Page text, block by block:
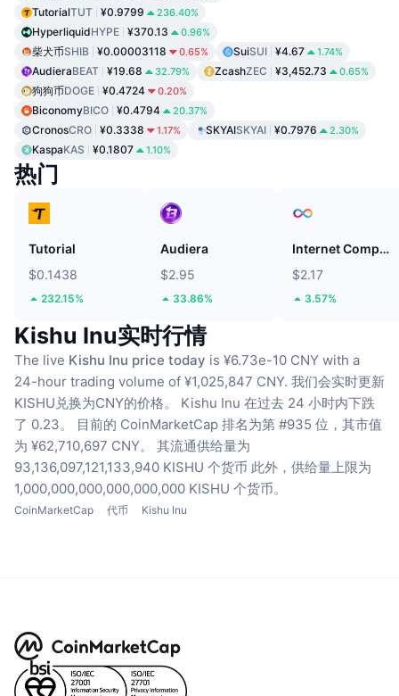
TutorialTUT ¥0.9799 236.40%
HyperliquidHYPE ¥370.13 0.96%
柴犬币SHIB ¥0.00003118 0.65% SuiSUI ¥4.67 1.74%
AudieraBEAT ¥19.68 32.79% ZcashZEC ¥3,452.73 0.65%
狗狗币DOGE ¥0.4724 0.20%
BiconomyBICO ¥0.4794 20.37%
CronosCRO ¥0.3338 1.17% SKYAISKYAI ¥0.7976 2.30%
KaspaKAS ¥0.1807 1.10%
热门
Tutorial
$0.1438
232.15%
Audiera
$2.95
33.86%
Internet Computer
$2.17
3.57%
Kishu Inu实时行情
The live Kishu Inu price today is ¥6.73e-10 CNY with a
24-hour trading volume of ¥1,025,847 CNY. 我们会实时更新
KISHU兑换为CNY的价格。
Kishu Inu 在过去 24 小时内下跌
了 0.23。
目前的 CoinMarketCap 排名为第 #935 位，其市值
为 ¥62,710,697 CNY。
其流通供给量为
93,136,097,121,133,940 KISHU 个货币 此外，供给量上限为
1,000,000,000,000,000,000 KISHU 个货币。
CoinMarketCap 代币 Kishu Inu